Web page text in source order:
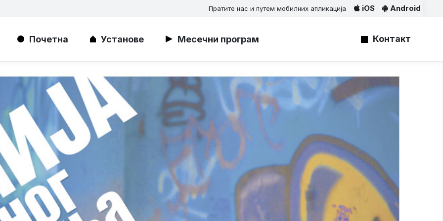
Пратите нас и путем мобилних апликација Android
iOS
Почетна Установе Месечни програм Контакт